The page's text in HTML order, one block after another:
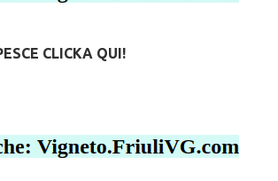
CLICKA QUI!